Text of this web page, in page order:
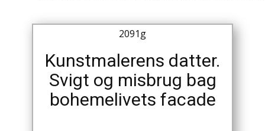
Antikke / Specielle Bøger
Antikviteter
Arkæologi
2091g
Kunstmalerens datter.
Svigt og misbrug bag
bohemelivets facade